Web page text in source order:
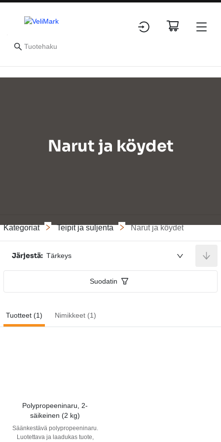
Narut ja köydet
Kategoriat Teipit ja suljenta Narut ja köydet
Järjestä: Tärkeys
Suodatin
Tuotteet (1) Nimikkeet (1)
Polypropeeninaru, 2-
säikeinen (2 kg)
Säänkestävä polypropeeninaru.
Luotettava ja laadukas tuote,